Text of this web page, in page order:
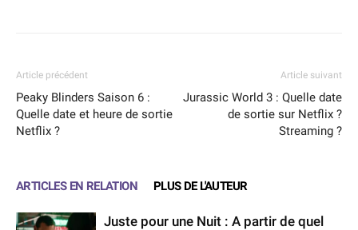
Article précédent
Peaky Blinders Saison 6 :
Quelle date et heure de sortie
Netflix ?
Article suivant
Jurassic World 3 : Quelle date
de sortie sur Netflix ?
Streaming ?
ARTICLES EN RELATION PLUS DE L'AUTEUR
Juste pour une Nuit : A partir de quel